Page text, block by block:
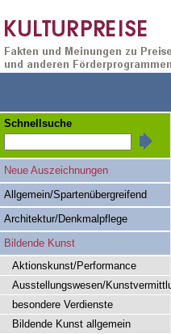
Schnellsuche
Neue Auszeichnungen
Allgemein/Spartenübergreifend
Architektur/Denkmalpflege
Bildende Kunst
Aktionskunst/Performance
Ausstellungswesen/
besondere Verdienste
Bildende Kunst allgemein